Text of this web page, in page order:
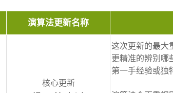
演算法更新名称
核心更新
这次更新的最大
更精准的辨别哪
第一手经验或独